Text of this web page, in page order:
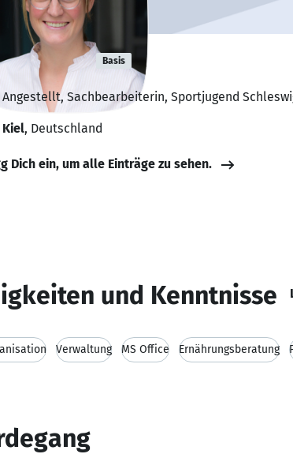
Luth Basis
Angestellt, Sachbearbeiterin, Sportjugend
Kiel, Deutschland
Dich ein, um alle Einträge zu sehen.
und Kenntnisse
Verwaltung MS Office Ernährungsberatung